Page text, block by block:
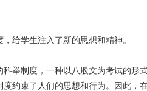
给学生注入了新的思想和精神。
制度，一种以八股文为考试的形
约束了人们的思想和行为。因此，